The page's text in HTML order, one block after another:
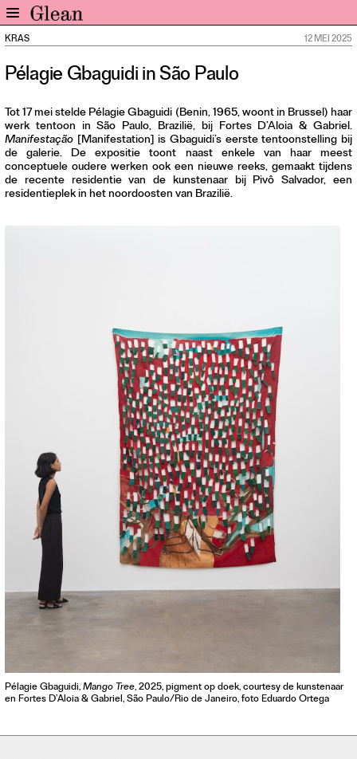
Nieuws
Interviews
Inzicht
Events
Meer rubrieken
Alle nummers
Waar is GLEAN te koop
Facebook
KRAS 12 MEI 2025
Pélagie Gbaguidi in São Paulo
Tot 17 mei stelde Pélagie Gbaguidi (Benin, 1965, woont in Brussel) haar
werk tentoon in São Paulo, Brazilië, bij Fortes D’Aloia & Gabriel.
Manifestação [Manifestation] is Gbaguidi’s eerste tentoonstelling bij
de galerie. De expositie toont naast enkele van haar meest
conceptuele oudere werken ook een nieuwe reeks, gemaakt tijdens
de recente residentie van de kunstenaar bij Pivô Salvador, een
residentieplek in het noordoosten van Brazilië.
Pélagie Gbaguidi,Mango Tree, 2025, pigment op doek, courtesy de kunstenaar
en Fortes D’Aloia & Gabriel, São Paulo/Rio de Janeiro, foto Eduardo Ortega